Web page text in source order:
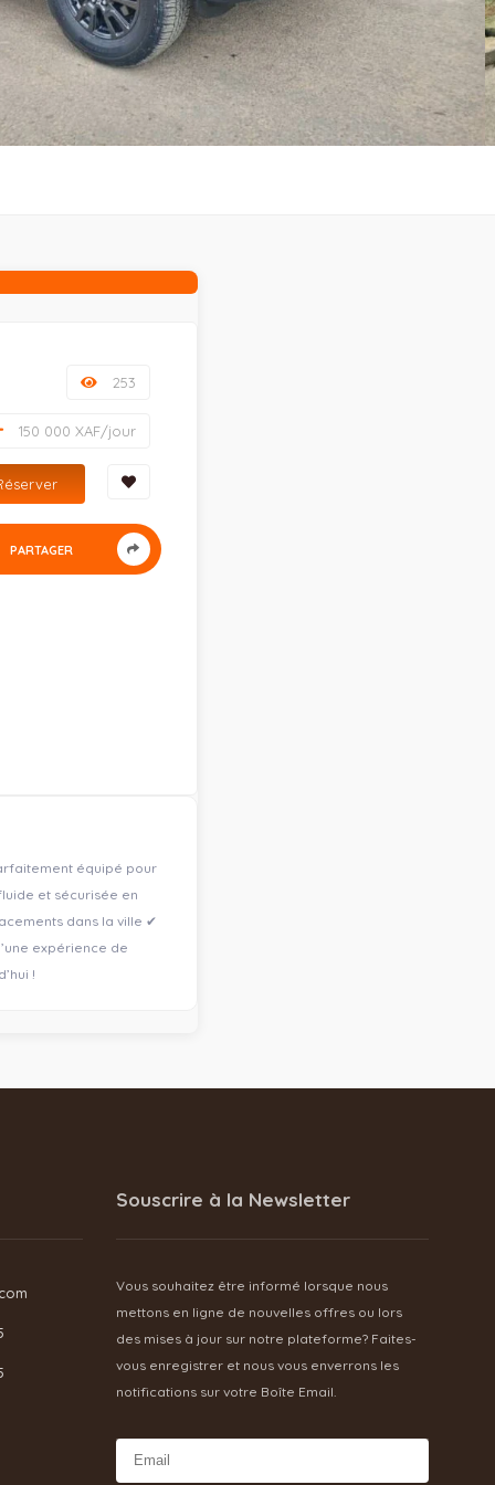
253
150 000 XAF/jour
PARTAGER
équipé pour
et sécurisée en
dans la ville ✔
expérience de
!
Souscrire à la Newsletter
Vous souhaitez être informé lorsque nous
mettons en ligne de nouvelles offres ou lors
des mises à jour sur notre plateforme? Faites-
vous enregistrer et nous vous enverrons les
notifications sur votre Boîte Email.